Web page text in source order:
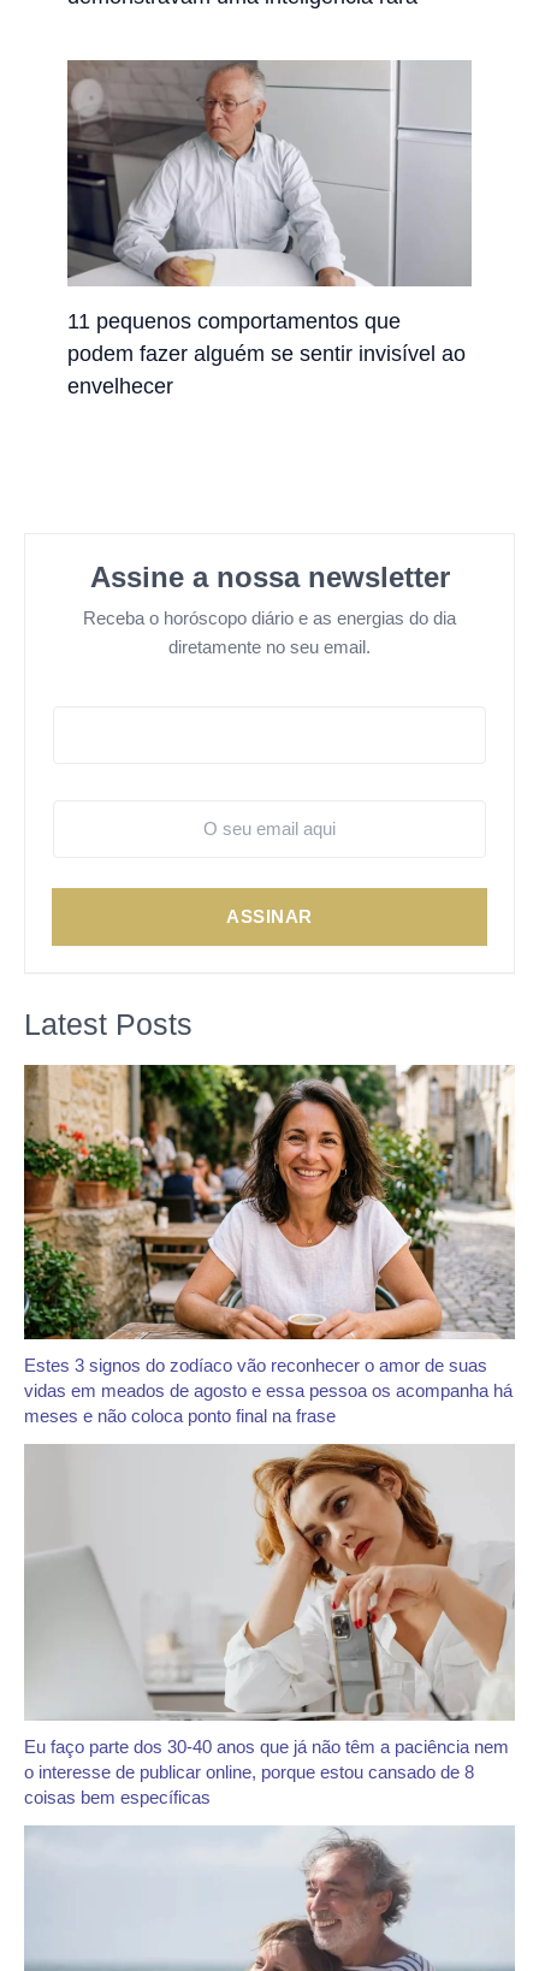
11 pequenos comportamentos que
podem fazer alguém se sentir invisível ao
envelhecer
Assine a nossa newsletter
Receba o horóscopo diário e as energias do dia
diretamente no seu email.
ASSINAR
Latest Posts
Estes 3 signos do zodíaco vão reconhecer o amor de suas
vidas em meados de agosto e essa pessoa os acompanha há
meses e não coloca ponto final na frase
Eu faço parte dos 30-40 anos que já não têm a paciência nem
o interesse de publicar online, porque estou cansado de 8
coisas bem específicas